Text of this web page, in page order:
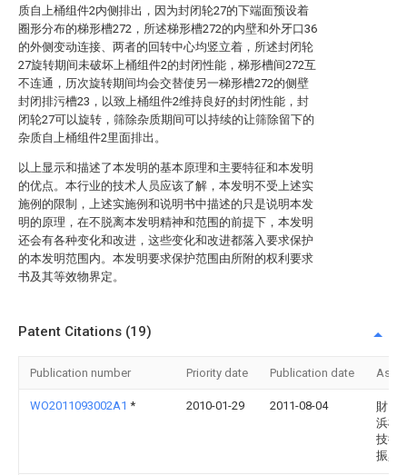
质自上桶组件2内侧排出，因为封闭轮27的下端面预设着
圈形分布的梯形槽272，所述梯形槽272的内壁和外牙口36
的外侧变动连接、两者的回转中心均竖立着，所述封闭轮
27旋转期间未破坏上桶组件2的封闭性能，梯形槽间272互
不连通，历次旋转期间均会交替使另一梯形槽272的侧壁
封闭排污槽23，以致上桶组件2维持良好的封闭性能，封
闭轮27可以旋转，筛除杂质期间可以持续的让筛除留下的
杂质自上桶组件2里面排出。
以上显示和描述了本发明的基本原理和主要特征和本发明
的优点。本行业的技术人员应该了解，本发明不受上述实
施例的限制，上述实施例和说明书中描述的只是说明本发
明的原理，在不脱离本发明精神和范围的前提下，本发明
还会有各种变化和改进，这些变化和改进都落入要求保护
的本发明范围内。本发明要求保护范围由所附的权利要求
书及其等效物界定。
Patent Citations (19)
Publication number Priority date Publication date
WO2011093002A1 * 2010-01-29 2011-08-04
財団
浜松
技術
振興